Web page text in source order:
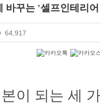
바꾸는 '셀프인테리
64,917
이 되는 세